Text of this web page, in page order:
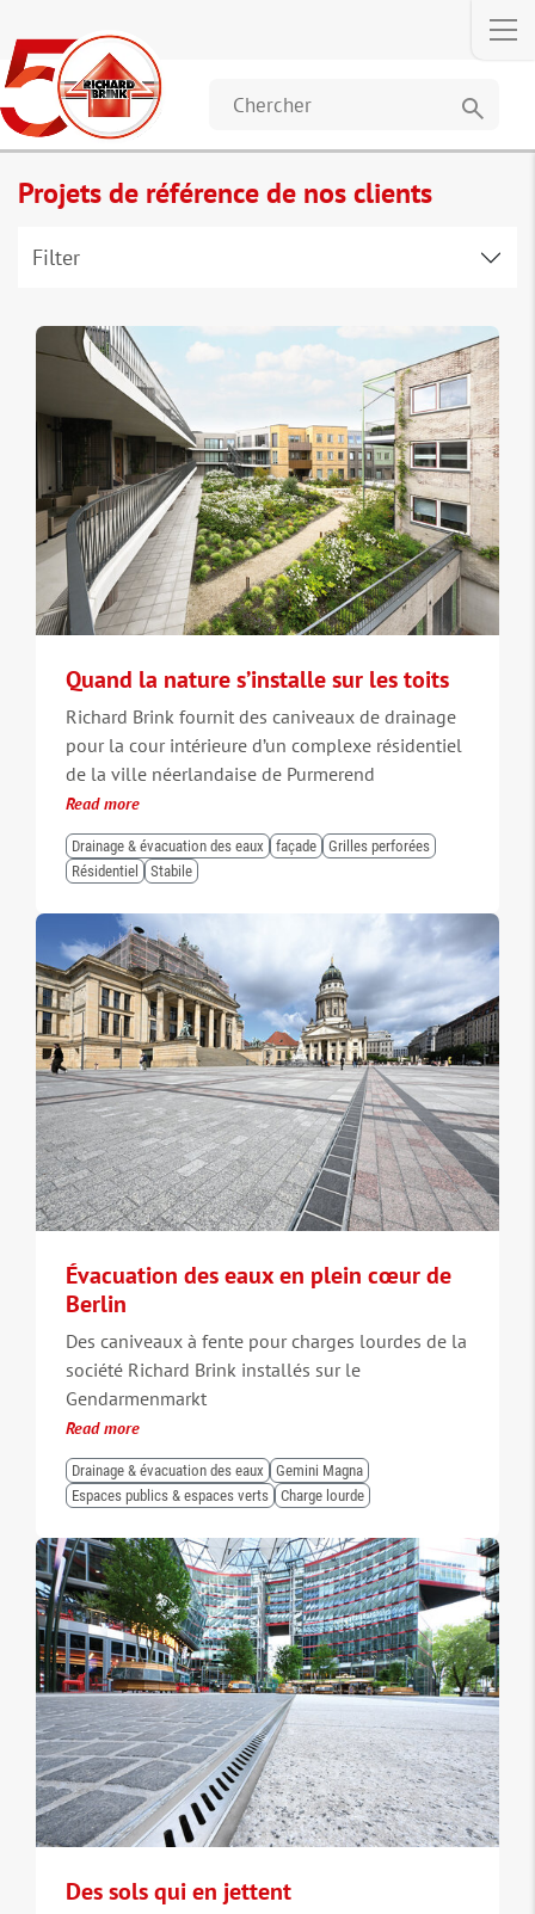
search
Projets de référence de nos clients
Filter
Quand la nature s’installe sur les toits
Richard Brink fournit des caniveaux de drainage
pour la cour intérieure d’un complexe résidentiel
de la ville néerlandaise de Purmerend
Read more
Drainage & évacuation des eaux façade
Grilles perforées
Résidentiel
Stabile
Évacuation des eaux en plein cœur de
Berlin
Des caniveaux à fente pour charges lourdes de la
société Richard Brink installés sur le
Gendarmenmarkt
Read more
Drainage & évacuation des eaux
Gemini Magna
Espaces publics & espaces verts
Charge lourde
Des sols qui en jettent